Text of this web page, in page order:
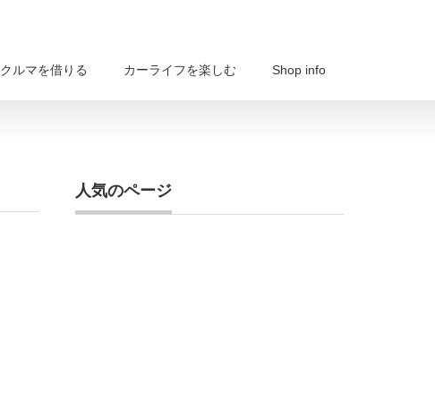
クルマを借りる カーライフを楽しむ Shop info
人気のページ